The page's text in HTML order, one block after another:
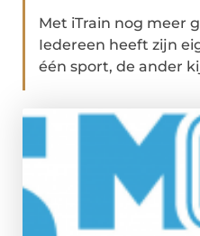
Met iTrain nog meer
Iedereen heeft zijn
één sport, de ander